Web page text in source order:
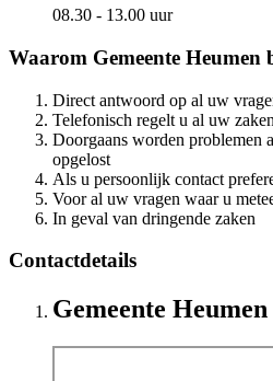
08.30 - 13.00 uur
Waarom Gemeente Heumen
Direct antwoord op al uw
Telefonisch regelt u al uw
Doorgaans worden problemen
opgelost
Als u persoonlijk contact
Voor al uw vragen waar u
In geval van dringende zaken
Contactdetails
Gemeente